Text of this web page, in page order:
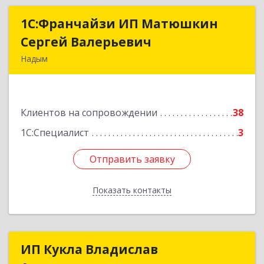
1С:Франчайзи ИП Матюшкин
Сергей Валерьевич
Надым
Клиентов на сопровождении
38
1С:Специалист
3
Отправить заявку
Показать контакты
1С:Франчайзи ИП Матюшкин
Сергей Валерьевич
Подробнее
Отправить заявку
Назад
ИП Кукла ВладиславИП Кукла Владислав